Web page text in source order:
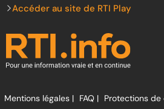
Accéder au site de RTI Play
Mentions légales | FAQ | Protections de